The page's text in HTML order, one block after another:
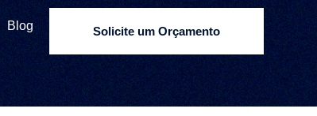
Blog Solicite um Orçamento